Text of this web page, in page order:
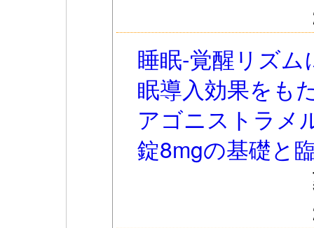
睡眠-覚醒リズ
眠導入効果をも
アゴニストラメ
錠8mgの基礎と